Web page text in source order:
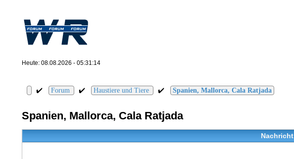
Heute: 08.08.2026 - 05:31:14
✔️ Forum ✔️ Haustiere und Tiere ✔️ Spanien, Mallorca, Cala Ratjada
Spanien, Mallorca, Cala Ratjada
Nachricht